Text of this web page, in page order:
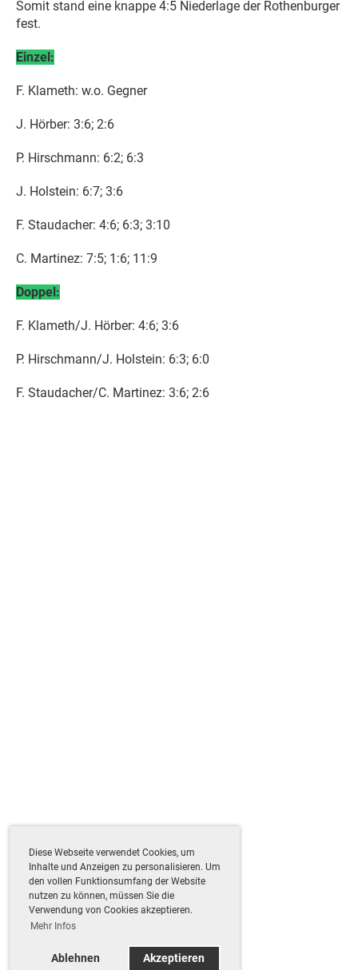
Diese Webseite verwendet Cookies, um
Inhalte und Anzeigen zu personalisieren. Um
den vollen Funktionsumfang der Website
nutzen zu können, müssen Sie die
Verwendung von Cookies akzeptieren.
Mehr Infos
Ablehnen Akzeptieren
Somit stand eine knappe 4:5 Niederlage der Rothenburger
fest.
Einzel:
F. Klameth: w.o. Gegner
J. Hörber: 3:6; 2:6
P. Hirschmann: 6:2; 6:3
J. Holstein: 6:7; 3:6
F. Staudacher: 4:6; 6:3; 3:10
C. Martinez: 7:5; 1:6; 11:9
Doppel:
F. Klameth/J. Hörber: 4:6; 3:6
P. Hirschmann/J. Holstein: 6:3; 6:0
F. Staudacher/C. Martinez: 3:6; 2:6